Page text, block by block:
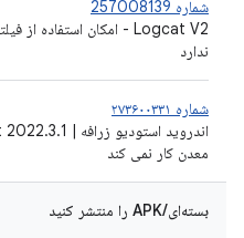
شماره 257008139
ندارد
شماره ۲۷۳۶۰۰۳۳۱
معدن کار نمی کند
بسته‌ای/APK را منتشر کنید